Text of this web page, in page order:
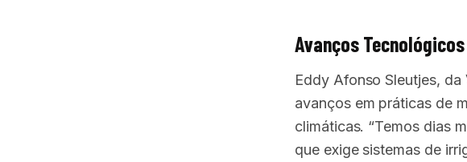
Avanços Tecnológicos
Eddy Afonso Sleutjes,
avanços em práticas de
climáticas. “Temos dias
que exige sistemas de